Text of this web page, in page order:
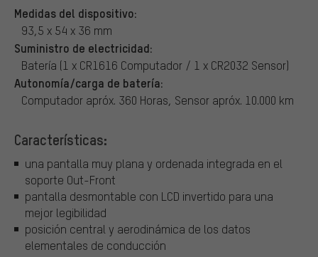
Medidas del dispositivo:
93,5 x 54 x 36 mm
Suministro de electricidad:
Batería (1 x CR1616 Computador / 1 x CR2032 Sensor)
Autonomía/carga de batería:
Computador apróx. 360 Horas, Sensor apróx. 10.000 km
Características:
una pantalla muy plana y ordenada integrada en el
soporte Out-Front
pantalla desmontable con LCD invertido para una
mejor legibilidad
posición central y aerodinámica de los datos
elementales de conducción